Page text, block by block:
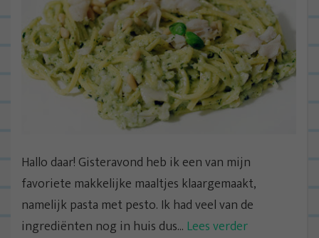
Hallo daar! Gisteravond heb ik een van mijn
favoriete makkelijke maaltjes klaargemaakt,
namelijk pasta met pesto. Ik had veel van de
ingrediënten nog in huis dus... Lees verder